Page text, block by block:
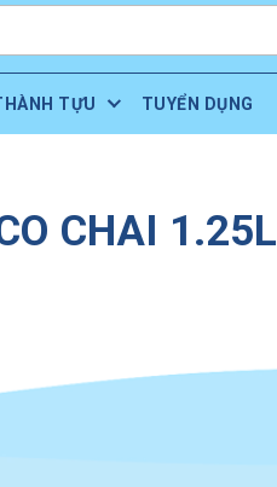
TỰU TUYỂN DỤNG
CHAI 1.25L